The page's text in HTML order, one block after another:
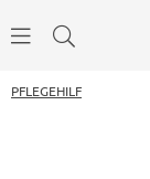
PFLEGEHILF